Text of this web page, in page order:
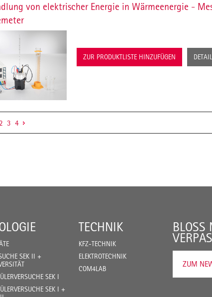
von elektrischer Energie in Wärmeenergie -
ZUR PRODUKTLISTE HINZUFÜGEN
2 3 4
SEK II +
SEK I
SEK I +
TECHNIK
KFZ-TECHNIK
ELEKTROTECHNIK
COM4LAB
BLOSS
ZUM